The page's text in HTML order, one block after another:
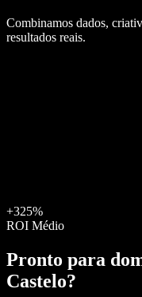
Combinamos dados,
resultados reais.
+325%
ROI Médio
Pronto para
Castelo?